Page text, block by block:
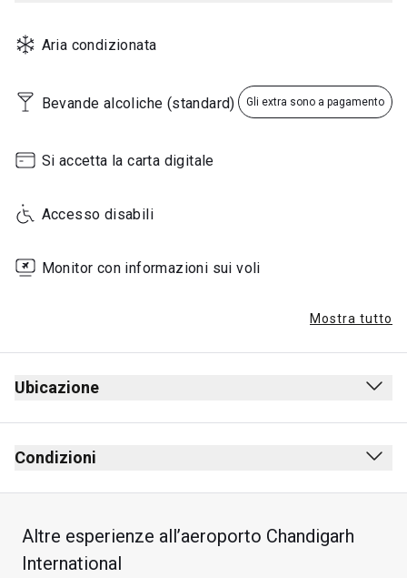
Thursday
Friday 04:00 - 23:00
Sunday
Aria condizionata
Bevande alcoliche (standard) Gli extra sono a pagamento
Si accetta la carta digitale
Accesso disabili
Monitor con informazioni sui voli
Mostra tutto
Ubicazione
Condizioni
Soggiorno massimo: 2 ore
Massimo Unlimited ospiti per titolare di carta
Altre esperienze all’aeroporto Chandigarh
International